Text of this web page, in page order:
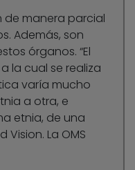
de manera parcial
Además, son
órganos. “El
la cual se realiza
varía mucho
a otra, e
etnia, de una
Vision. La OMS